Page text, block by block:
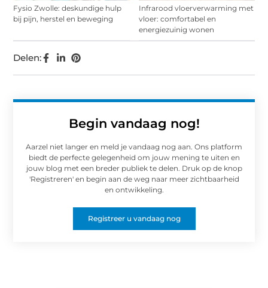
Fysio Zwolle: deskundige hulp
bij pijn, herstel en beweging
Infrarood vloerverwarming met
vloer: comfortabel en
energiezuinig wonen
Begin vandaag nog!
Aarzel niet langer en meld je vandaag nog aan. Ons platform
biedt de perfecte gelegenheid om jouw mening te uiten en
jouw blog met een breder publiek te delen. Druk op de knop
'Registreren' en begin aan de weg naar meer zichtbaarheid
en ontwikkeling.
Registreer u vandaag nog
Delen: